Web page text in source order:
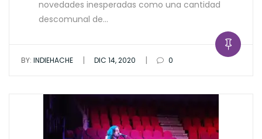
novedades inesperadas como una cantidad
descomunal de…
BY: INDIEHACHE | DIC 14, 2020 | 0